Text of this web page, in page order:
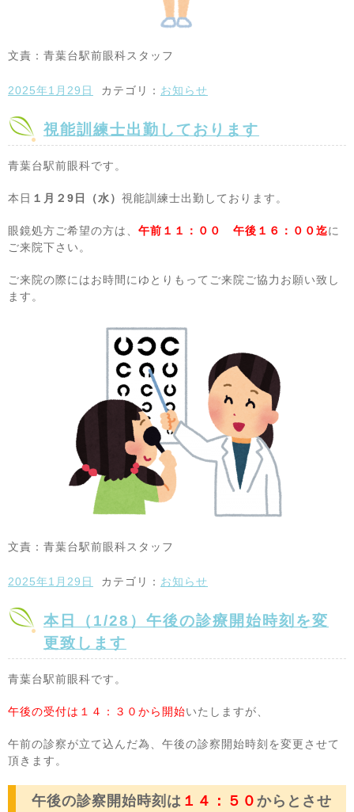
文責：青葉台駅前眼科スタッフ
2025年1月29日 カテゴリ： お知らせ
視能訓練士出勤しております
青葉台駅前眼科です。
本日 １月２9 日（水） 視能訓練士出勤しております。
眼鏡処方ご希望の方は、 午前１１：００ 午後１６：００迄に
ご来院下さい。
ご来院の際にはお時間にゆとりもってご来院ご協力お願い致し
ます。
文責：青葉台駅前眼科スタッフ
2025年1月29日 カテゴリ： お知らせ
本日（1/28）午後の診療開始時刻を変
更致します
青葉台駅前眼科です。
午後の受付は１４：３０から開始いたしますが、
午前の診察が立て込んだ為、午後の診察開始時刻を変更させて
頂きます。
午後の診察開始時刻は １４：５０ からとさせ